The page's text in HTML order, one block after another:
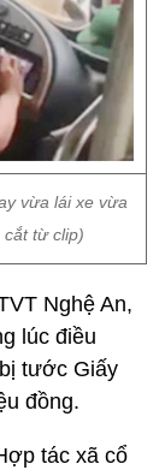
vừa lái xe vừa
từ clip)
Nghệ An,
lúc điều
tước Giấy
đồng.
tác xã cổ